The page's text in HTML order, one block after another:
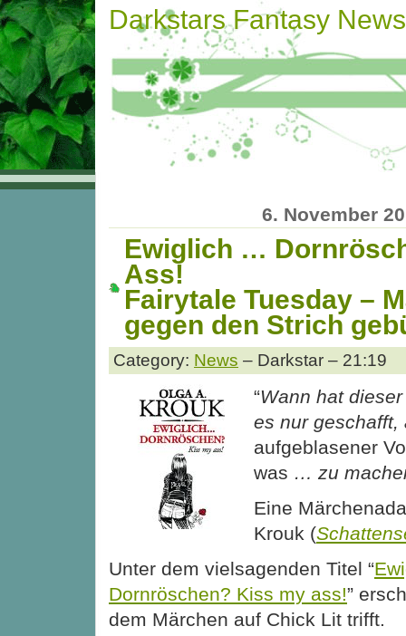
Darkstars Fantasy News
6. November
Ewiglich …
Ass!
Fairytale Tuesday –
gegen den Strich
Category: News – Darkstar – 21:19
“Wann hat
es nur
aufgeblasener
was … zu
Eine
Krouk (
Unter dem vielsagenden Titel “
Dornröschen? Kiss my ass!”
dem Märchen auf Chick Lit trifft.